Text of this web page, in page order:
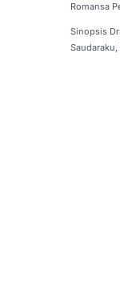
Romansa
Sinopsis
Saudaraku,